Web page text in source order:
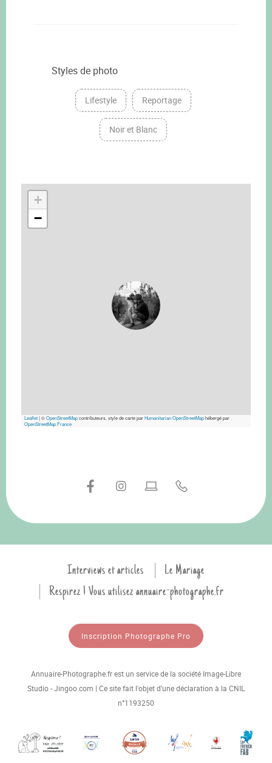
Styles de photo
Lifestyle Reportage
Noir et Blanc
+
−
Leaflet|©OpenStreetMapcontributeurs, style de carte parHumanitarian OpenStreetMaphébergé par
OpenStreetMap France
Interviews et articles
Le Mariage
Respirez ! Vous utilisez annuaire-photographe.fr
Inscription Photographe Pro
Annuaire-Photographe.fr est un service de la société Image-Libre
Studio - Jingoo.com | Ce site fait l'objet d'une déclaration à la CNIL
n°1193250